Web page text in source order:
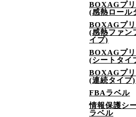
BOXAGプ
(感熱ロール
BOXAGプ
(感熱ファン
イプ)
BOXAGプ
(シートタイ
BOXAGプ
(連続タイプ)
FBAラベル
情報保護シ
ラベル